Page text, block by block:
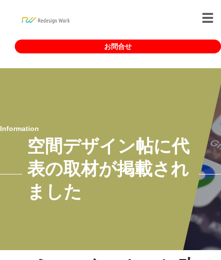
お問合せ
Information
空間デザイン帖に代
表の取材が掲載され
ました